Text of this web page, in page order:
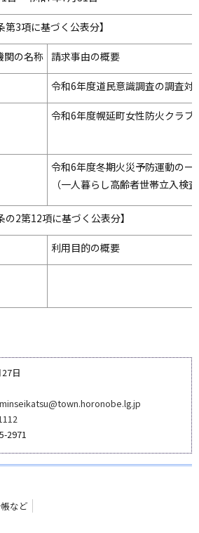
第3項に基づく公表分】
関の名称 請求事由の概要
令和6年度道民意識調査の調査対
令和6年度幌延町女性防火クラ
令和6年度冬期火災予防運動の一
（一人暮らし高齢者世帯立入検
の2第12項に基づく公表分】
利用目的の概要
日
2971
など